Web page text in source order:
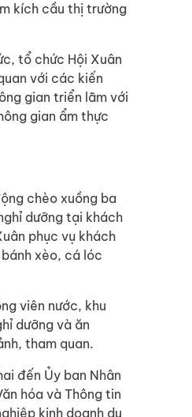
kích cầu thị trường
tổ chức Hội Xuân
với các kiến
gian triển lãm với
gian ẩm thực
chèo xuồng ba
dưỡng tại khách
phục vụ khách
xèo, cá lóc
viên nước, khu
dưỡng và ăn
tham quan.
đến Ủy ban Nhân
hóa và Thông tin
kinh doanh du